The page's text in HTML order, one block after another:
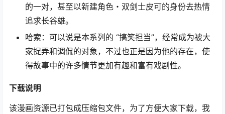
的一对，甚至以新建角色・双剑士皮可的身份去热情
追求长谷雄。
哈索：可以说是本系列的 “搞笑担当”，经常成为被大
家捉弄和调侃的对象，不过也正是因为他的存在，使
得故事中的许多情节更加有趣和富有戏剧性。
下载说明
该漫画资源已打包成压缩包文件，为了方便大家下载，我